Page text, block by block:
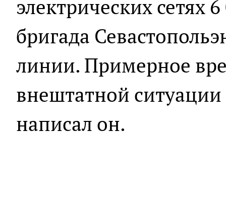
электрических сетях
бригада
линии. Примерное
внештатной ситуации
написал он.